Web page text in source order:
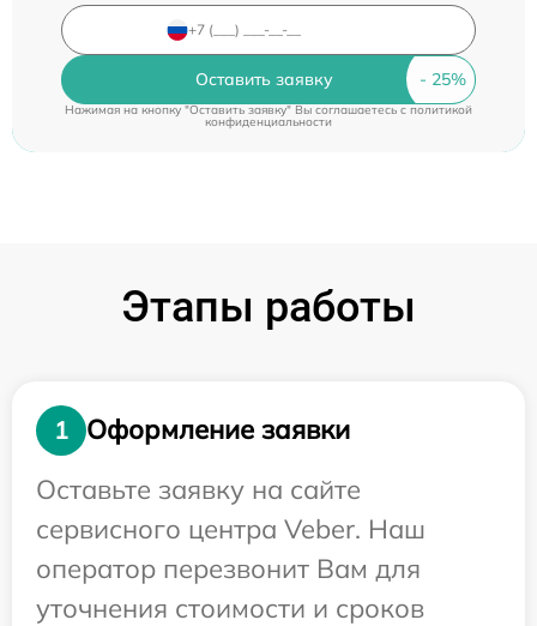
Оставить заявку
Нажимая на кнопку "Оставить заявку" Вы соглашаетесь cполитикой
конфиденциальности
Этапы работы
1
Оформление заявки
Оставьте заявку на сайте
сервисного центра Veber. Наш
оператор перезвонит Вам для
уточнения стоимости и сроков